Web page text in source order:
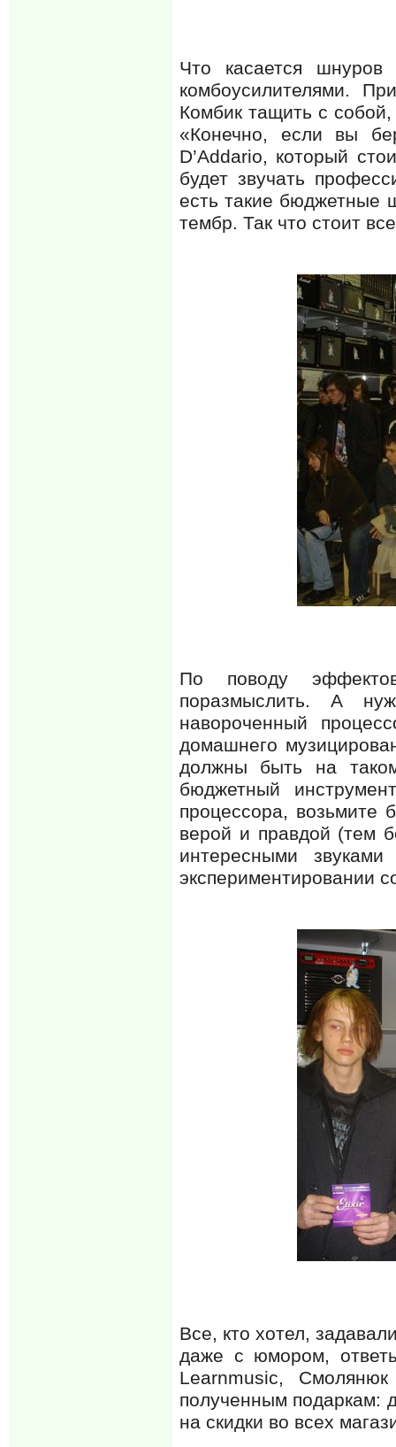
Что касается
комбоусилителями.
Комбик тащить с собой,
«Конечно, если вы
D’Addario, который
будет звучать
есть такие бюджетные
тембр. Так что стоит
По поводу
поразмыслить. А
навороченный
домашнего
должны быть на
бюджетный
процессора, возьмите
верой и правдой (тем
интересными
экспериментировании
Все, кто хотел,
даже с юмором,
Learnmusic,
полученным подаркам:
на скидки во всех